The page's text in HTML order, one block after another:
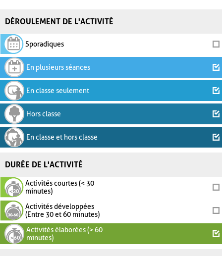
DÉROULEMENT DE L'ACTIVITÉ
Sporadiques
En plusieurs séances
En classe seulement
Hors classe
En classe et hors classe
DURÉE DE L'ACTIVITÉ
Activités courtes (< 30
minutes)
Activités développées
(Entre 30 et 60 minutes)
Activités élaborées (> 60
minutes)